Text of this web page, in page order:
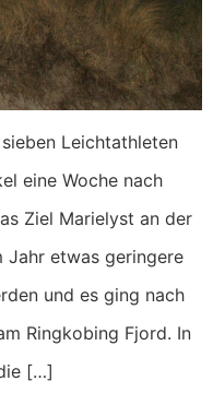
Leichtathleten
eine Woche nach
Ziel Marielyst an der
Jahr etwas geringere
und es ging nach
Ringkobing Fjord. In
[…]